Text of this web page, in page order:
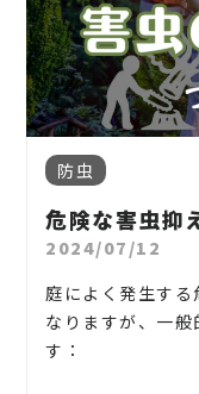
防虫
危険な害虫抑
2024/07/12
庭によく発生す
なりますが、一
す：